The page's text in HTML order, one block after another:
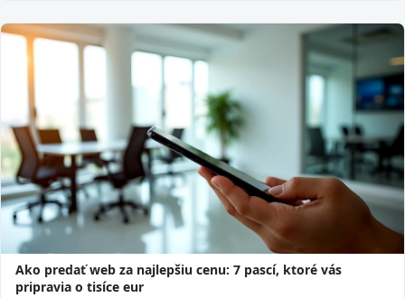
Ako predať web za najlepšiu cenu: 7 pascí, ktoré vás
pripravia o tisíce eur